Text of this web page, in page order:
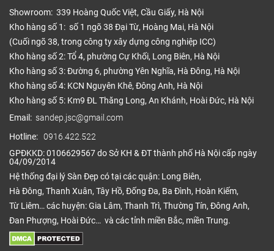
Showroom: 339 Hoàng Quốc Việt, Cầu Giấy, Hà Nội
Kho hàng số 1: số 1 ngõ 38 Đại Từ, Hoàng Mai, Hà Nội
(Cuối ngõ 38, trong công ty xây dựng công nghiệp ICC)
Kho hàng số 2: Tổ 4, phường Cự Khối, Long Biên, Hà Nội
Kho hàng số 3: Đường 6, phường Yên Nghĩa, Hà Đông, Hà Nội
Kho hàng số 4: KCN Nguyên Khê, Đông Anh, Hà Nội
Kho hàng số 5: Km9 ĐL Thăng Long, An Khánh, Hoài Đức, Hà Nội
Email: sandep.jsc@gmail.com
Hotline: 0916.422.522
GPĐKKD: 0106629567 do Sở KH & ĐT thành phố Hà Nội cấp ngày
04/09/2014
Hệ thống đại lý Sàn Đẹp có tại các quận: Long Biên,
Hà Đông, Thanh Xuân, Tây Hồ, Đống Đa, Ba Đình, Hoàn Kiếm,
Từ Liêm… các huyện: Gia Lâm, Thanh Trì, Thường Tín, Đông Anh,
Đan Phượng, Hoài Đức… và các tỉnh miền Bắc, miền Trung.